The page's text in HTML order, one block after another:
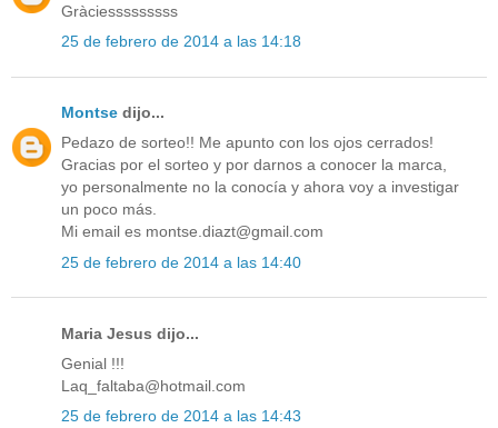
Gràciesssssssss
25 de febrero de 2014 a las 14:18
Montse dijo...
Pedazo de sorteo!! Me apunto con los ojos cerrados!
Gracias por el sorteo y por darnos a conocer la marca,
yo personalmente no la conocía y ahora voy a investigar
un poco más.
Mi email es montse.diazt@gmail.com
25 de febrero de 2014 a las 14:40
Maria Jesus dijo...
Genial !!!
Laq_faltaba@hotmail.com
25 de febrero de 2014 a las 14:43